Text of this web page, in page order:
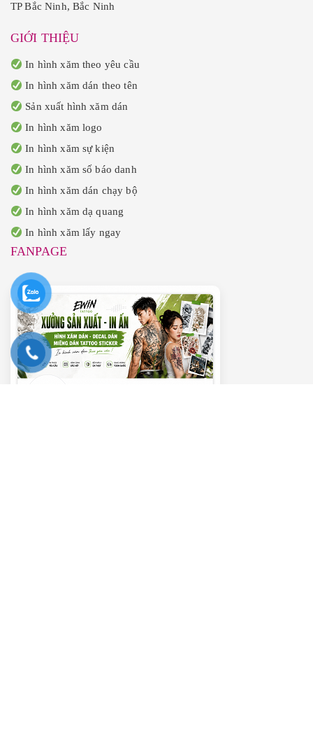
TP Bắc Ninh, Bắc Ninh
GIỚI THIỆU
In hình xăm theo yêu cầu
In hình xăm dán theo tên
Sản xuất hình xăm dán
In hình xăm logo
In hình xăm sự kiện
In hình xăm số báo danh
In hình xăm dán chạy bộ
In hình xăm dạ quang
In hình xăm lấy ngay
FANPAGE